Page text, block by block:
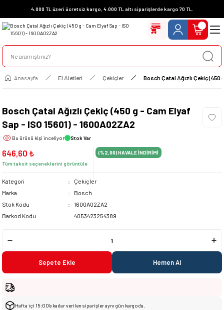
4.000 TL üzeri ücretsiz kargo, 4.000 TL altı siparişlerde kargo 70 TL.
Anasayfa El Aletleri Çekiçler Bosch Çatal Ağızlı Çekiç (450
Bosch Çatal Ağızlı Çekiç (450 g - Cam Elyaf
Sap - ISO 15601) - 1600A02ZA2
Bu ürünü kişi inceliyor Stok Var
646,60 ₺
Tüm taksit seçeneklerini görüntüle
(%2,00)HAVALE İNDİRİMİ
Kategori
Çekiçler
Marka
Bosch
Stok Kodu
1600A02ZA2
Barkod Kodu
4053423254389
Sepete Ekle Hemen Al
Hafta içi 15:00’e kadar verilen siparişler aynı gün kargoda.